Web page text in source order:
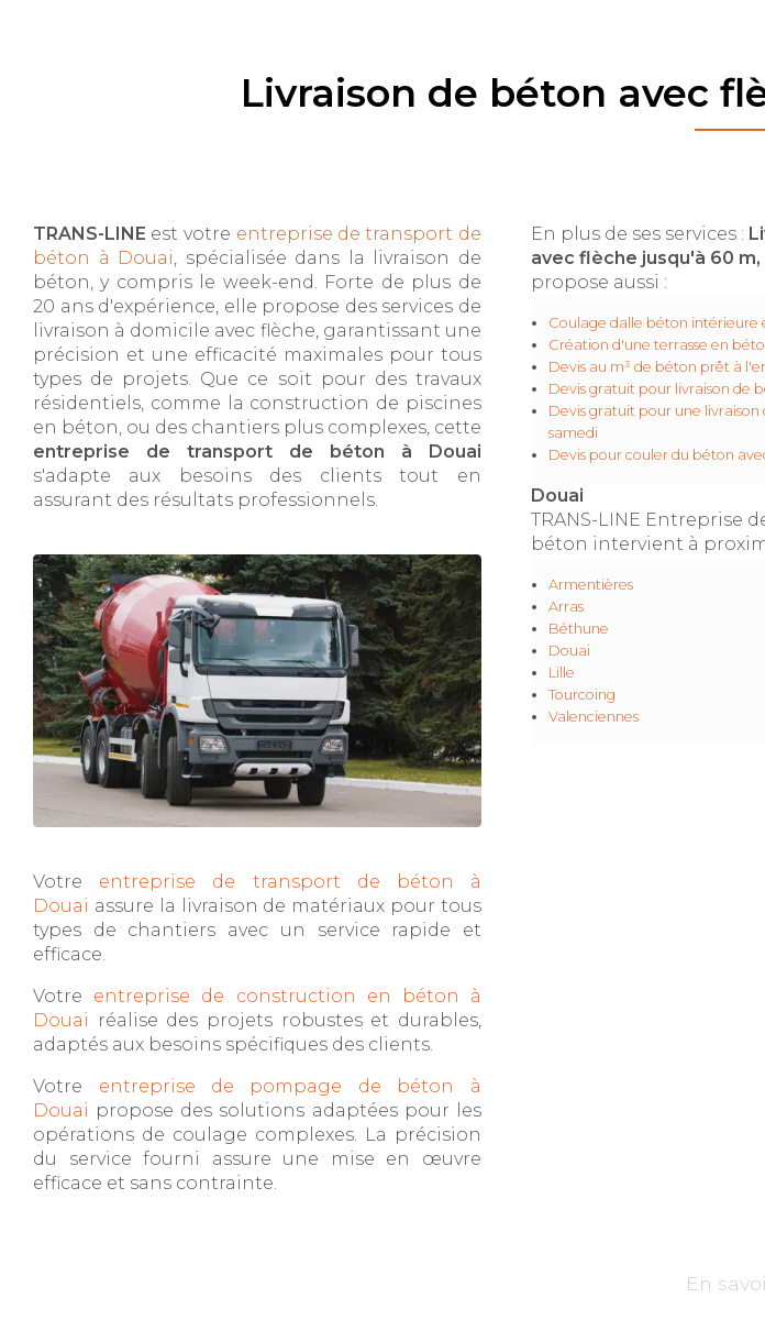
Livraison de béton avec
TRANS-LINE est votre entreprise de transport de
béton à Douai, spécialisée dans la livraison de
béton, y compris le week-end. Forte de plus de
20 ans d'expérience, elle propose des services de
livraison à domicile avec flèche, garantissant une
précision et une efficacité maximales pour tous
types de projets. Que ce soit pour des travaux
résidentiels, comme la construction de piscines
en béton, ou des chantiers plus complexes, cette
entreprise de transport de béton à Douai
s'adapte aux besoins des clients tout en
assurant des résultats professionnels.
Votre entreprise de transport de béton à
Douai assure la livraison de matériaux pour tous
types de chantiers avec un service rapide et
efficace.
Votre entreprise de construction en béton à
Douai
réalise des projets robustes et durables,
adaptés aux besoins spécifiques des clients.
Votre entreprise de pompage de béton à
Douai propose des solutions adaptées pour les
opérations de coulage complexes. La précision
du service fourni assure une mise en œuvre
efficace et sans contrainte.
En plus de ses services :
avec flèche jusqu'à 60 m,
propose aussi :
Coulage dalle béton intérieure
Création d'une terrasse en
Devis au m³ de béton prêt à
Devis gratuit pour livraison de
Devis gratuit pour une
samedi
Devis pour couler du béton
Douai
TRANS-LINE Entreprise
béton intervient à
Armentières
Arras
Béthune
Douai
Lille
Tourcoing
Valenciennes
En